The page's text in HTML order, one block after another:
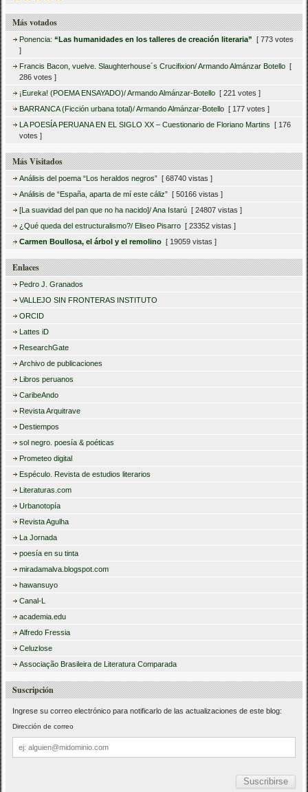
Más votados
Ponencia:“Las humanidades en los talleres de creación literaria”
[ 773 votes
]
Francis Bacon, vuelve. Slaughterhouse´s Crucifixion/ Armando Almánzar Botello [
286 votes ]
¡Eureka! (POEMA ENSAYADO)/ Armando Almánzar-Botello [ 221 votes ]
BARRANCA (Ficción urbana total)/ Armando Almánzar-Botello [ 177 votes ]
LA POESÍA PERUANA EN EL SIGLO XX – Cuestionario de Floriano Martins
[ 176
votes ]
Más Visitados
Análisis del poema “Los heraldos negros” [ 68740 vistas ]
Análisis de “España, aparta de mí este cáliz” [ 50166 vistas ]
[La suavidad del pan que no ha nacido]/ Ana Istarú [ 24807 vistas ]
¿Qué queda del estructuralismo?/ Eliseo Pisarro [ 23352 vistas ]
Carmen Boullosa, el árbol y el remolino [ 19059 vistas ]
Enlaces
Pedro J. Granados
VALLEJO SIN FRONTERAS INSTITUTO
ORCID
Lattes iD
ResearchGate
Archivo de publicaciones
Libros peruanos
CaribeAndo
Revista Arquitrave
Destiempos
sol negro. poesía & poéticas
Prometeo digital
Espéculo. Revista de estudios literarios
Literaturas.com
Urbanotopía
Revista Agulha
La Jornada
poesía en su tinta
miradamalva.blogspot.com
hawansuyo
Canal-L
academia.edu
Alfredo Fressia
Celuzlose
Associação Brasileira de Literatura Comparada
Suscripción
Ingrese su correo electrónico para notificarlo de las actualizaciones de este blog:
Dirección de correo
Dirección
de
correo